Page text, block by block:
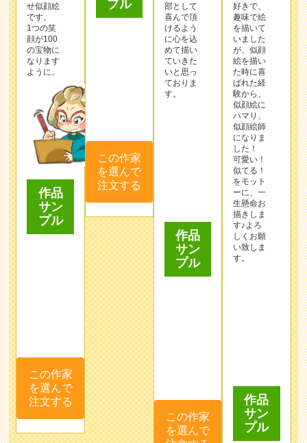
せ似顔絵
です。
1つの笑
顔が100
の宝物に
なります
ように。
作品
サン
プル
この作家
を選んで
注文する
を選んで
注文する
部として
喜んで頂
けるよう
に心を込
めて描い
ていきた
いと思っ
ておりま
す。
プル
注文する
好きで、
趣味で絵
を描いて
いました
が、似顔
絵を描い
た時に喜
ばれた経
験から、
似顔絵に
ハマり、
似顔絵師
になりま
した！
可愛い！
似てる！
をモット
ーに、一
生懸命お
描きしま
す♪よろ
しくお願
い致しま
す。
サン
プル